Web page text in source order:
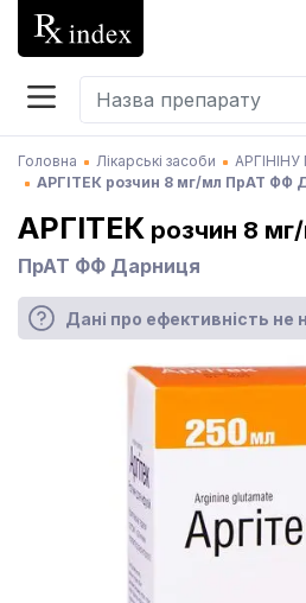
Головна Лікарські засоби
АРГІТЕК розчин 8 мг/мл ПрАТ ФФ
АРГІТЕК розчин 8
ПрАТ ФФ Дарниця
Дані про ефективність не